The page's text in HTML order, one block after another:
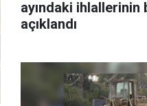
ayındaki ihlallerinin
açıklandı